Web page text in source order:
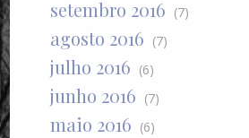
setembro 2016 (7)
agosto 2016 (7)
julho 2016 (6)
junho 2016 (7)
maio 2016 (6)